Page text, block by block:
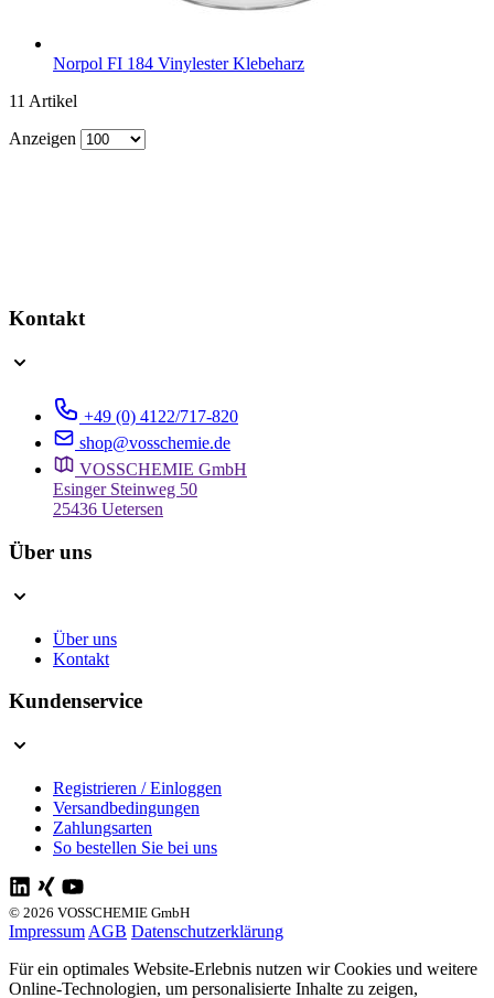
Norpol FI 184 Vinylester Klebeharz
11 Artikel
Anzeigen
Kontakt
+49 (0) 4122/717-820
shop@vosschemie.de
VOSSCHEMIE GmbH
Esinger Steinweg 50
25436 Uetersen
Über uns
Über uns
Kontakt
Kundenservice
Registrieren / Einloggen
Versandbedingungen
Zahlungsarten
So bestellen Sie bei uns
© 2026 VOSSCHEMIE GmbH
Impressum AGB Datenschutzerklärung
Für ein optimales Website-Erlebnis nutzen wir Cookies und weitere
Online-Technologien, um personalisierte Inhalte zu zeigen,